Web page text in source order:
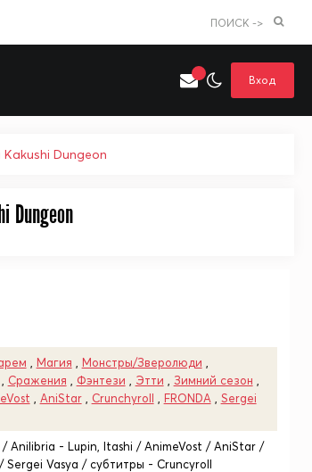
ПОИСК ->
Вход
Dungeon
Dungeon
Магия Монстры/Зверолюди
Сражения Фэнтези Этти Зимний сезон
AniStar, Crunchyroll FRONDA
Sergei
Anilibria - Lupin, Itashi / AnimeVost / AniStar /
Sergei Vasya / субтитры - Cruncyroll